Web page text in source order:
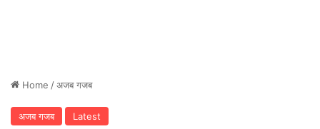
Home /अजब गजब
अजब गजब Latest